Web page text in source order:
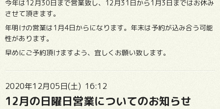
今年は12月30日まで営業致し、12月31日から1月3日まではお休み
させて頂きます。
年明けの営業は1月4日からになります。年末は予約が込み合う可能
性があります。
早めにご予約頂けますよう、宜しくお願い致します。
2020年12月05日(土) 16:12
12月の日曜日営業についてのお知らせ